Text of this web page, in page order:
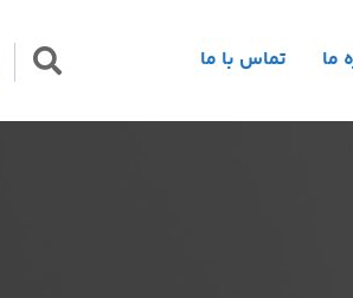
ما تماس با ما